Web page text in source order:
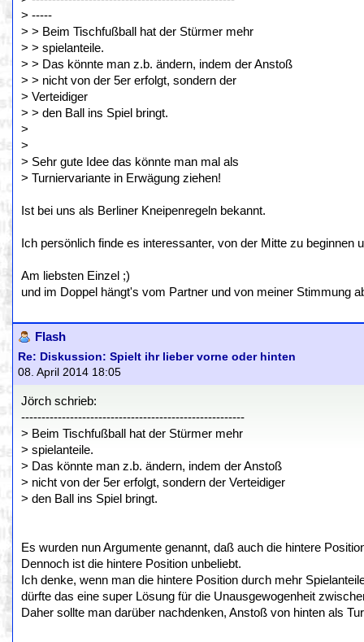
> -----
> > Beim Tischfußball hat der Stürmer mehr
> > spielanteile.
> > Das könnte man z.b. ändern, indem der Anstoß
> > nicht von der 5er erfolgt, sondern der
> Verteidiger
> > den Ball ins Spiel bringt.
>
>
> Sehr gute Idee das könnte man mal als
> Turniervariante in Erwägung ziehen!
Ist bei uns als Berliner Kneipenregeln bekannt.
Ich persönlich finde es interessanter, von der Mitte zu beginnen
Am liebsten Einzel ;)
und im Doppel hängt's vom Partner und von meiner Stimmung
Flash
Re: Diskussion: Spielt ihr lieber vorne oder hinten
08. April 2014 18:05
Jörch schrieb:
-------------------------------------------------------
> Beim Tischfußball hat der Stürmer mehr
> spielanteile.
> Das könnte man z.b. ändern, indem der Anstoß
> nicht von der 5er erfolgt, sondern der Verteidiger
> den Ball ins Spiel bringt.
Es wurden nun Argumente genannt, daß auch die hintere
Dennoch ist die hintere Position unbeliebt.
Ich denke, wenn man die hintere Position durch mehr
dürfte das eine super Lösung für die Unausgewogenheit
Daher sollte man darüber nachdenken, Anstoß von hinten als